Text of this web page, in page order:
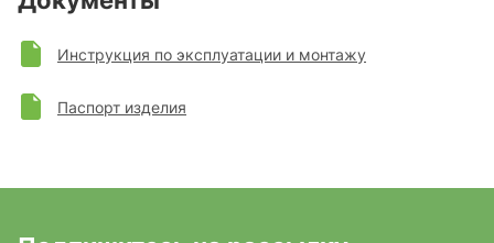
Инструкция по эксплуатации и монтажу
Паспорт изделия